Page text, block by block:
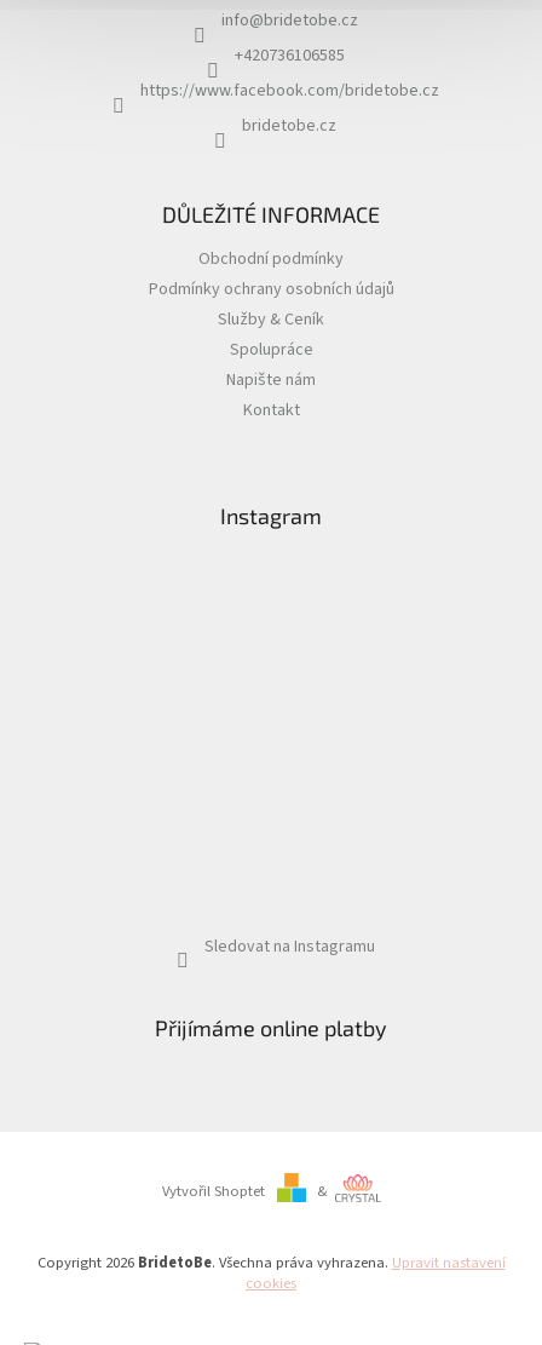
info@bridetobe.cz
+420736106585
https://www.facebook.com/bridetobe.cz
bridetobe.cz
DŮLEŽITÉ INFORMACE
Obchodní podmínky
Podmínky ochrany osobních údajů
Služby & Ceník
Spolupráce
Napište nám
Kontakt
Instagram
Sledovat na Instagramu
Přijímáme online platby
Vytvořil Shoptet &
Copyright 2026 BridetoBe. Všechna práva vyhrazena. Upravit nastavení
cookies